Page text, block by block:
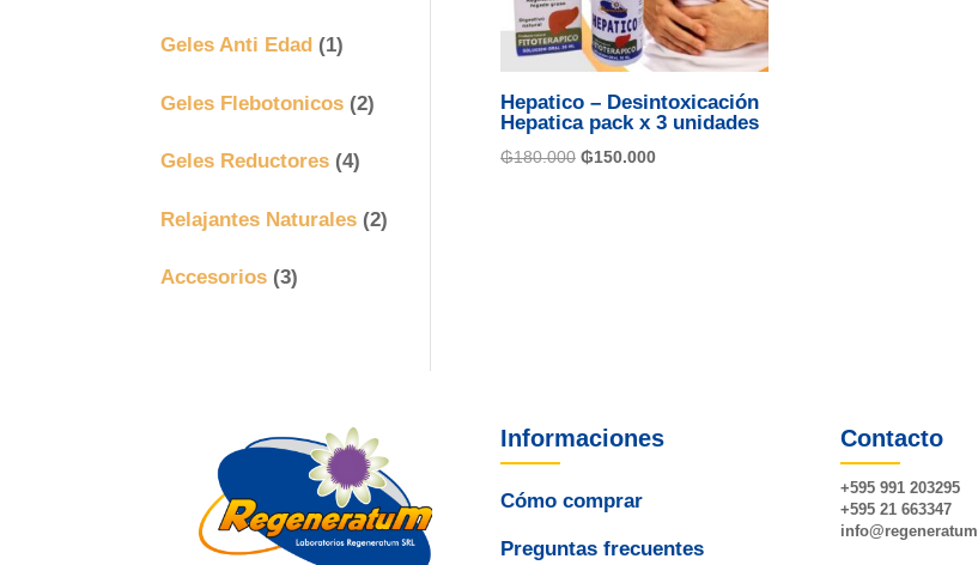
Hepatico – Desintoxicación
Hepatica pack x 3 unidades
₲180.000 El
₲150.000El
Geles Anti Edad (1)
Geles Flebotonicos (2)
Geles Reductores (4)
Relajantes Naturales (2)
Accesorios (3)
Informaciones
Cómo comprar
Preguntas frecuentes
Contacto
+595 991 203295
+595 21 663347
info@regeneratum